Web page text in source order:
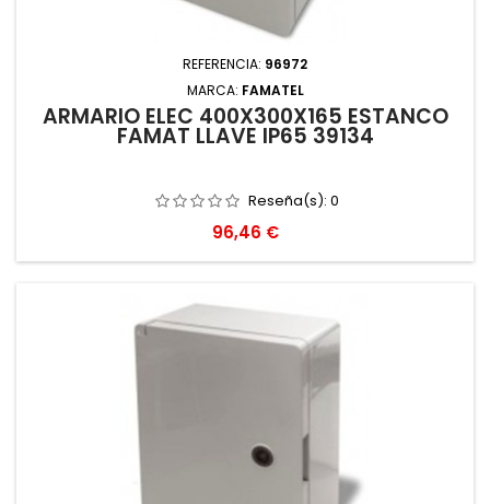
REFERENCIA: 96972
MARCA: FAMATEL
ARMARIO ELEC 400X300X165 ESTANCO
FAMAT LLAVE IP65 39134
Reseña(s): 0
Precio
96,46 €